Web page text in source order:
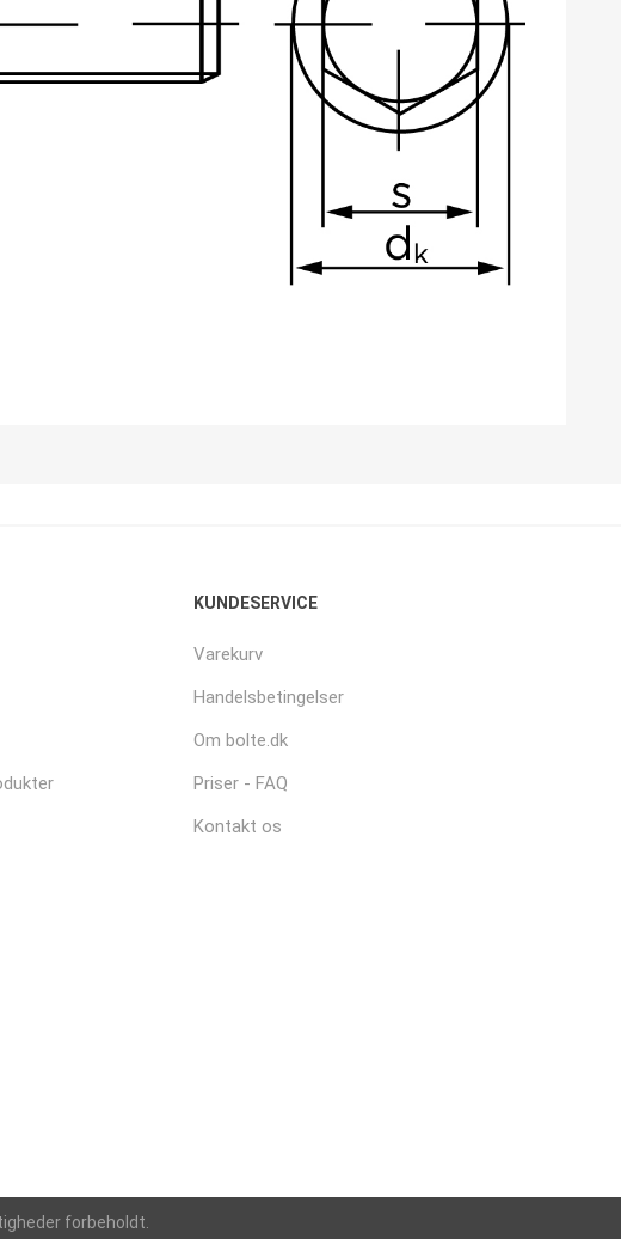
KUNDESERVICE
Varekurv
Handelsbetingelser
Om bolte.dk
Priser - FAQ
Kontakt os
forbeholdt.